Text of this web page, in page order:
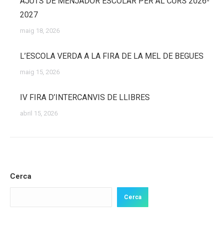
2027
maig 18, 2026
L’ESCOLA VERDA A LA FIRA DE LA MEL DE BEGUES
maig 15, 2026
IV FIRA D’INTERCANVIS DE LLIBRES
abril 15, 2026
Cerca
Cerca